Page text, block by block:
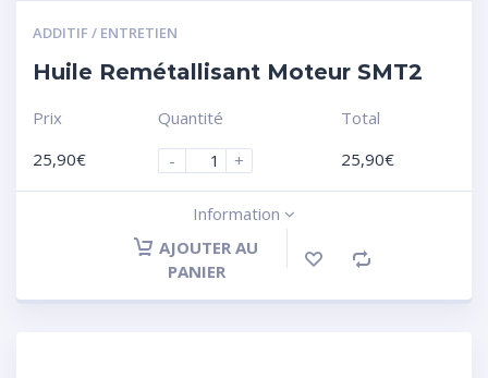
ADDITIF / ENTRETIEN
Huile Remétallisant Moteur SMT2
Prix
25,90€
Quantité
-
+
Total
25,90€
Information
AJOUTER AU
PANIER